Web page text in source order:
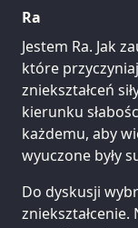
Ra
Jestem Ra. Jak
które
zniekształceń
kierunku
każdemu, aby
wyuczone były
Do dyskusji
zniekształcenie.